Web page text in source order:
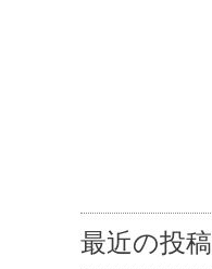
最近の投稿